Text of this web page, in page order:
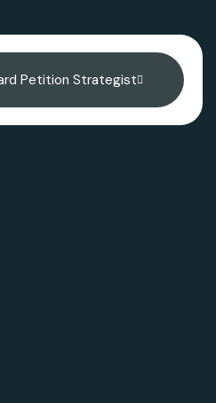
Petition Strategist